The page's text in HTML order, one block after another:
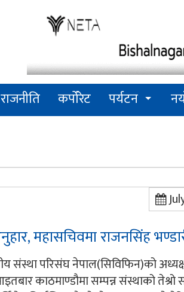
राजनीति कर्पोरेट पर्यटन
महासचिवमा राजनसिंह
संस्था परिसंघ नेपाल(सिविफिन)को
काठमाण्डौमा सम्पन्न संस्थाको